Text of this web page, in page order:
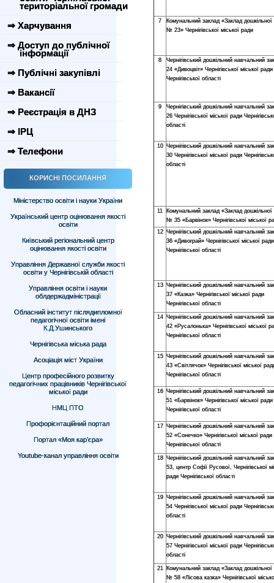
територіальної громади
⇒ Харчування
⇒ Доступ до публічної
інформації
⇒ Публічні закупівлі
⇒ Вакансії
⇒ Реєстрація в ДНЗ
⇒ ІРЦ
⇒ Телефони
КОРИСНІ ПОСИЛАННЯ
Міністерство освіти і науки України
Український центр оцінювання якості
освіти
Київський регіональний центр
оцінювання якості освіти
Управління Державної служби якості
освіти у Чернігівській області
Управління освіти і науки
облдержадміністрації
Обласний інститут післядипломної
педагогічної освіти імені
К.Д.Ушинського
Чернігівська міська рада
Асоціація міст України
Центр професійного розвитку
педагогічних працівників Чернігівської
міської ради
НМЦ ПТО
Профорієнтаційний портал
Портал «Моя кар’єра»
Youtube-канал управління освіти
7
Комунальний заклад «Заклад дошкільної
№ 23» Чернігівської міської ради
8
Чернігівський дошкільний навчальний
24 «Дивоцвіт» Чернігівської міської ради
Чернігівської області
9
Чернігівський дошкільний навчальний
26 Чернігівської міської ради
області
10 Чернігівський дошкільний навчальний
30 Чернігівської міської ради
області
11
Комунальний заклад «Заклад дошкільної
№ 35 «Барвінок» Чернігівської міської
12 Чернігівський дошкільний навчальний
36 «Дивограй» Чернігівської міської ради
Чернігівської області
13 Чернігівський дошкільний навчальний
37 «Казка» Чернігівської міської ради
Чернігівської області
14 Чернігівський дошкільний навчальний
42 «Русалонька» Чернігівської міської
Чернігівської області
15 Чернігівський дошкільний навчальний
43 «Світлячок» Чернігівської міської
Чернігівської області
16 Чернігівський дошкільний навчальний
51 «Барвінок» Чернігівської міської ради
Чернігівської області
17 Чернігівський дошкільний навчальний
52 «Сонечко» Чернігівської міської ради
Чернігівської області
18 Чернігівський дошкільний навчальний
53, центр Софії Русової, Чернігівської
ради Чернігівської області
19 Чернігівський дошкільний навчальний
54 Чернігівської міської ради
області
20 Чернігівський дошкільний навчальний
57 Чернігівської міської ради
області
21
Комунальний заклад «Заклад дошкільної
№ 58 «Лісова казка» Чернігівської